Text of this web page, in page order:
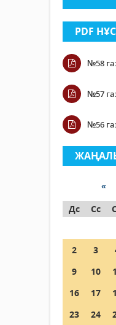
PDF
№58
№57
№56
«
Дс
Сс
2
3
9
10
16
17
23
24